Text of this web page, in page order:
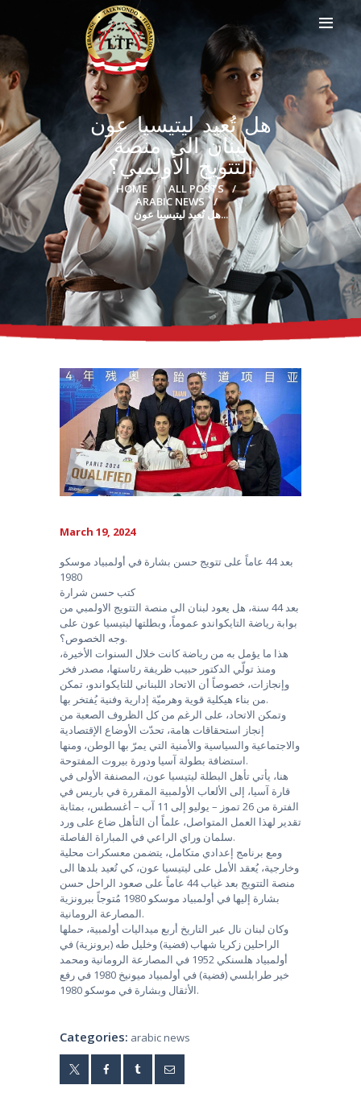
هل تُعيد ليتيسيا عون
لبنان الى منصة
التتويج الأولمبي؟
HOME
ALL POSTS
ARABIC NEWS
هل تُعيد ليتيسيا عون...
HOME
PROFILE
CLUBS
IN THE MEDIA
EVENTS
CONTACTS
March 19, 2024
بعد 44 عاماً على تتويج حسن بشارة في أولمبياد موسكو
1980
كتب حسن شرارة
بعد 44 سنة، هل يعود لبنان الى منصة التتويج الاولمبي من
بوابة رياضة التايكواندو عموماً، وبطلتها ليتيسيا عون على
وجه الخصوص؟.
هذا ما يؤمل به من رياضة كانت خلال السنوات الأخيرة،
ومنذ تولّي الدكتور حبيب ظريفة رئاستها، مصدر فخر
وإنجازات، خصوصاً أن الاتحاد اللبناني للتايكواندو، تمكن
من بناء هيكلية قوية وهرميّة إدارية وفنية يُفتخر بها.
وتمكن الاتحاد، على الرغم من كل الظروف الصعبة من
إنجاز استحقاقات هامة، تحدّت الأوضاع الإقتصادية
والاجتماعية والسياسية والأمنية التي يمرّ بها الوطن، ومنها
استضافة بطولة آسيا ودورة بيروت المفتوحة.
هنا، يأتي تأهل البطلة ليتيسيا عون، المصنفة الأولى في
قارة آسيا، إلى الألعاب الأولمبية المقررة في باريس في
الفترة من 26 تموز – يوليو إلى 11 آب – أغسطس، بمثابة
تقدير لهذا العمل المتواصل، علماً أن التأهل ضاع على ورد
سلمان وراي الراعي في المباراة الفاصلة.
ومع برنامج إعدادي متكامل، يتضمن معسكرات محلية
وخارجية، يُعقد الأمل على ليتيسيا عون، كي تُعيد بلدها الى
منصة التتويج بعد غياب 44 عاماً على صعود الراحل حسن
بشارة إليها في أولمبياد موسكو 1980 مُتوجاً ببرونزية
المصارعة الرومانية.
وكان لبنان نال عبر التاريخ أربع ميداليات أولمبية، حملها
الراحلين زكريا شهاب (فضية) وخليل طه (برونزية) في
أولمبياد هلسنكي 1952 في المصارعة الرومانية ومحمد
خير طرابلسي (فضية) في أولمبياد ميونيخ 1980 في رفع
الأثقال وبشارة في موسكو 1980.
Categories: arabic news